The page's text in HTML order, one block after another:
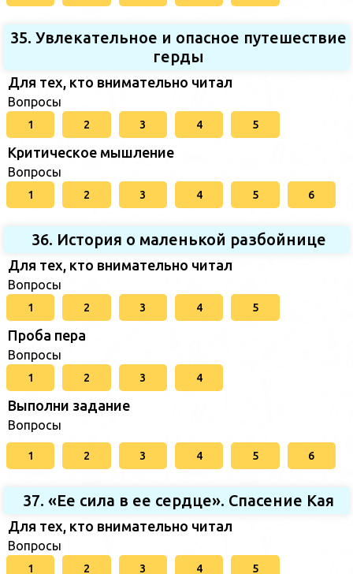
35. Увлекательное и опасное путешествие
герды
Для тех, кто внимательно читал
Вопросы
1 2 3 4 5
Критическое мышление
Вопросы
1 2 3 4 5 6
36. История о маленькой разбойнице
Для тех, кто внимательно читал
Вопросы
1 2 3 4 5
Проба пера
Вопросы
1 2 3 4
Выполни задание
Вопросы
1 2 3 4 5 6
37. «Ее сила в ее сердце». Спасение Кая
Для тех, кто внимательно читал
Вопросы
1 2 3 4 5